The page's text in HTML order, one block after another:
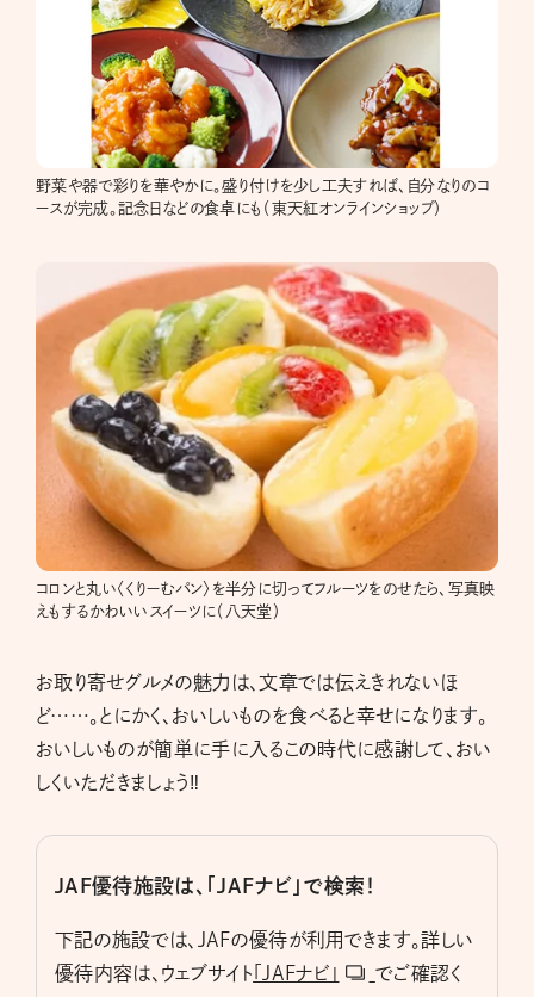
野菜や器で彩りを華やかに。盛り付けを少し工夫すれば、自分なりのコ
ースが完成。記念日などの食卓にも（東天紅オンラインショップ）
コロンと丸い〈くりーむパン〉を半分に切ってフルーツをのせたら、写真映
えもするかわいいスイーツに（八天堂）
お取り寄せグルメの魅力は、文章では伝えきれないほ
ど……。とにかく、おいしいものを食べると幸せになります。
おいしいものが簡単に手に入るこの時代に感謝して、おい
しくいただきましょう‼
JAF優待施設は、「JAFナビ」で検索！
下記の施設では、JAFの優待が利用できます。詳しい
優待内容は、ウェブサイト 「JAFナビ」
でご確認く